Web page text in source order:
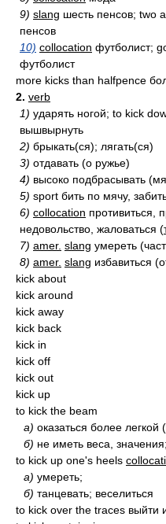
9) slang шесть пенсов; two
пенсов
10) collocation футболист;
футболист
more kicks than halfpence
2. verb
1) ударять ногой; to kick
вышвырнуть
2) брыкать(ся); лягать(ся)
3) отдавать (о ружье)
4) высоко подбрасывать
5) sport бить по мячу,
6) collocation противиться,
недовольство, жаловаться (
7) amer. slang умереть
8) amer. slang избавиться
kick about
kick around
kick away
kick back
kick in
kick off
kick out
kick up
to kick the beam
а) оказаться более легкой
б) не иметь веса,
to kick up one's heels
а) умереть;
б) танцевать; веселиться
to kick over the traces выйти